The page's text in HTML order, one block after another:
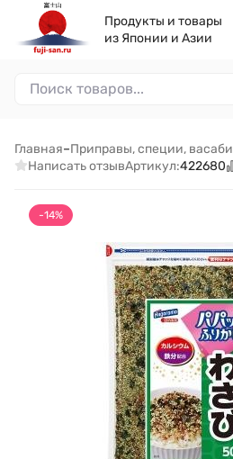
Продукты и товары
из Японии и Азии
Главная–Приправы, специи, васаби
Написать отзывАртикул:422680
-14%